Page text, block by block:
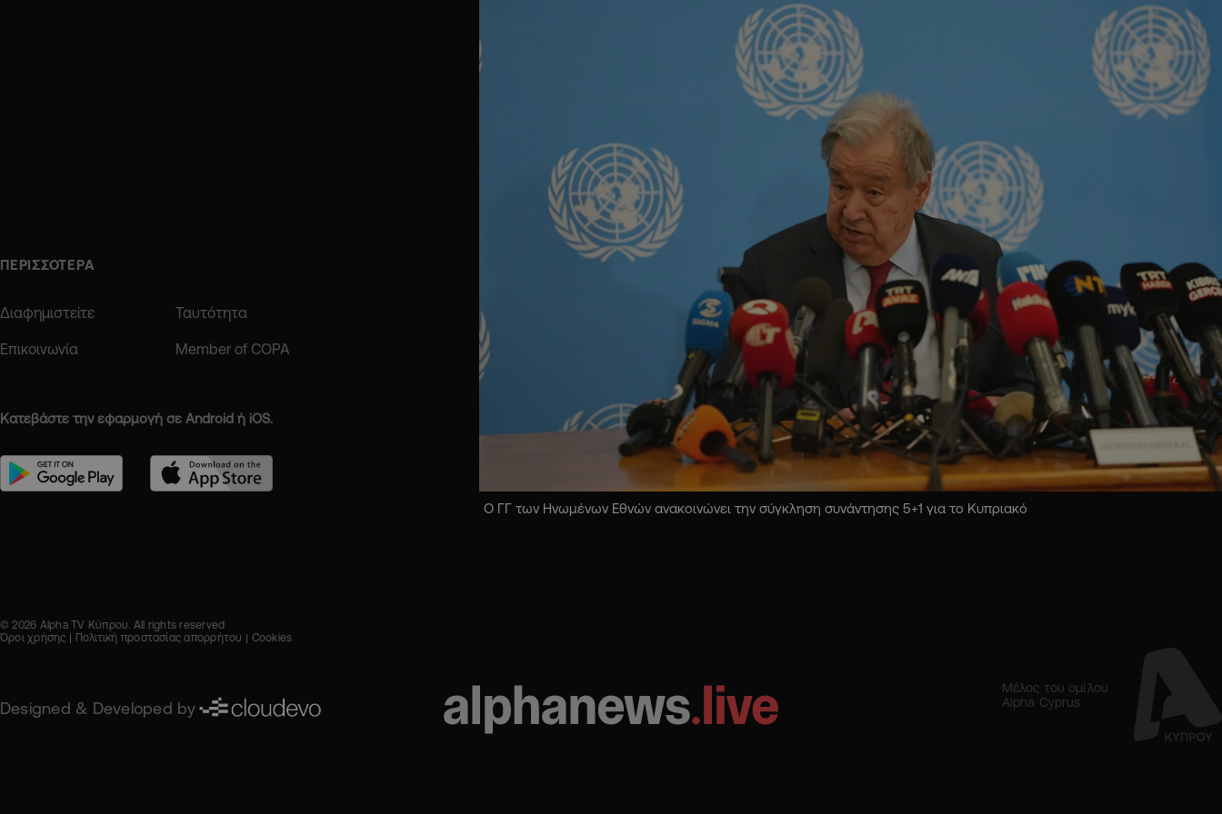
ΠΕΡΙΣΣΟΤΕΡΑ
Διαφημιστείτε Ταυτότητα
Επικοινωνία Member of COPA
Κατεβάστε την εφαρμογή σε Android ή iOS.
Ο ΓΓ των Ηνωμένων Εθνών ανακοινώνει την σύγκληση συνάντησης 5+1 για το Κυπριακό
© 2026 Alpha TV Κύπρου. All rights reserved
Όροι χρήσης
Πολιτική προστασίας απορρήτου Cookies
Designed & Developed by
Μέλος του ομίλου
Alpha Cyprus